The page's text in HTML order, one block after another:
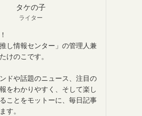
タケの子
ライター
し情報センター」の管理人兼
けのこです。
ドや話題のニュース、注目の
をわかりやすく、そして楽し
ことをモットーに、毎日記事
す。